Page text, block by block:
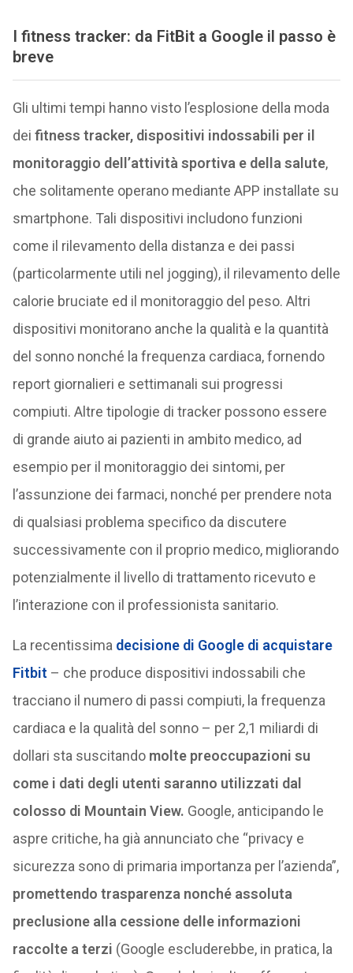
I fitness tracker: da FitBit a Google il passo è
breve
Gli ultimi tempi hanno visto l’esplosione della moda
dei fitness tracker, dispositivi indossabili per il
monitoraggio dell’attività sportiva e della salute,
che solitamente operano mediante APP installate su
smartphone. Tali dispositivi includono funzioni
come il rilevamento della distanza e dei passi
(particolarmente utili nel jogging), il rilevamento delle
calorie bruciate ed il monitoraggio del peso. Altri
dispositivi monitorano anche la qualità e la quantità
del sonno nonché la frequenza cardiaca, fornendo
report giornalieri e settimanali sui progressi
compiuti. Altre tipologie di tracker possono essere
di grande aiuto ai pazienti in ambito medico, ad
esempio per il monitoraggio dei sintomi, per
l’assunzione dei farmaci, nonché per prendere nota
di qualsiasi problema specifico da discutere
successivamente con il proprio medico, migliorando
potenzialmente il livello di trattamento ricevuto e
l’interazione con il professionista sanitario.
La recentissima decisione di Google di acquistare
Fitbit – che produce dispositivi indossabili che
tracciano il numero di passi compiuti, la frequenza
cardiaca e la qualità del sonno – per 2,1 miliardi di
dollari sta suscitando molte preoccupazioni su
come i dati degli utenti saranno utilizzati dal
colosso di Mountain View. Google, anticipando le
aspre critiche, ha già annunciato che “privacy e
sicurezza sono di primaria importanza per l’azienda”,
promettendo trasparenza nonché assoluta
preclusione alla cessione delle informazioni
raccolte a terzi (Google escluderebbe, in pratica, la